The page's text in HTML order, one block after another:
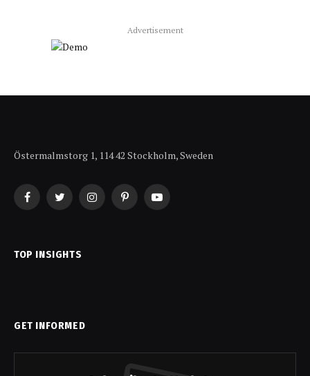
Advertisement
Östermalmstorg 1, 114 42 Stockholm, Sweden
FacebookTwitterInstagramPinterestYouTube
TOP INSIGHTS
GET INFORMED